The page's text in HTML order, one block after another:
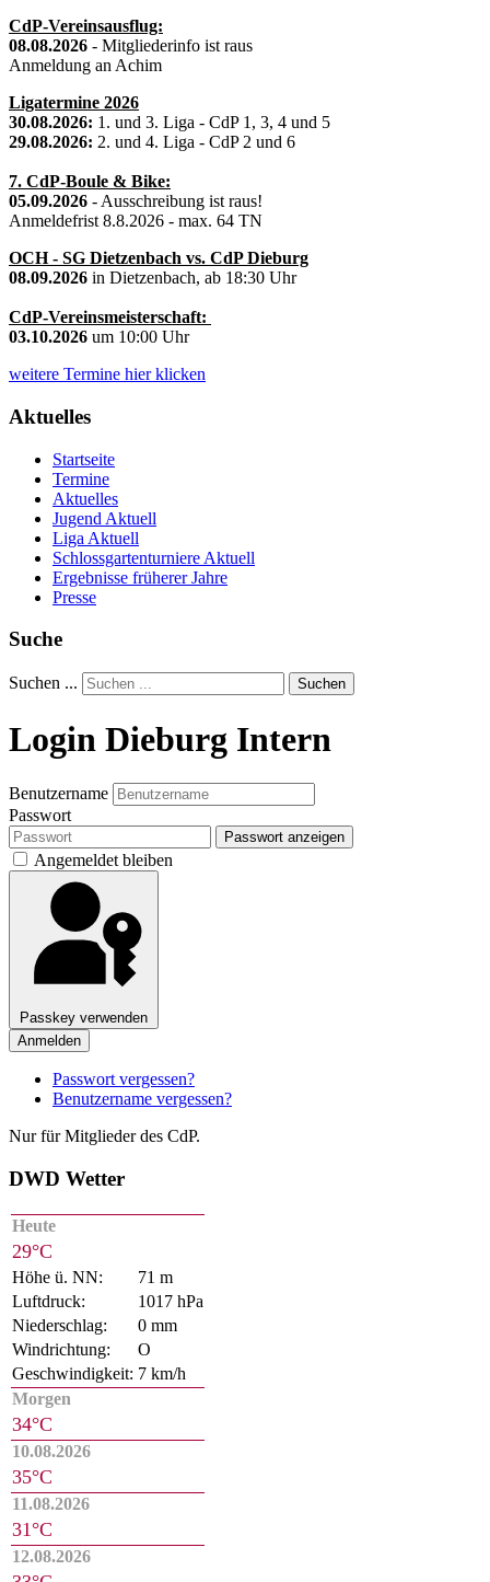
CdP-Vereinsausflug:
08.08.2026 - Mitgliederinfo ist raus
Anmeldung an Achim
Ligatermine 2026
30.08.2026: 1. und 3. Liga - CdP 1, 3, 4 und 5
29.08.2026: 2. und 4. Liga - CdP 2 und 6
7. CdP-Boule & Bike:
05.09.2026 - Ausschreibung ist raus!
Anmeldefrist 8.8.2026 - max. 64 TN
OCH - SG Dietzenbach vs. CdP Dieburg
08.09.2026 in Dietzenbach, ab 18:30 Uhr
CdP-Vereinsmeisterschaft:
03.10.2026 um 10:00 Uhr
weitere Termine hier klicken
Aktuelles
Startseite
Termine
Aktuelles
Jugend Aktuell
Liga Aktuell
Schlossgartenturniere Aktuell
Ergebnisse früherer Jahre
Presse
Suche
Suchen ... Suchen
Login Dieburg Intern
Benutzername
Passwort
Passwort anzeigen
Angemeldet bleiben
Passkey verwenden
Anmelden
Passwort vergessen?
Benutzername vergessen?
Nur für Mitglieder des CdP.
DWD Wetter
Heute
29°C
Höhe ü. NN:
71 m
Luftdruck:
1017 hPa
Niederschlag:
0 mm
Windrichtung:
O
Geschwindigkeit: 7 km/h
Morgen
34°C
10.08.2026
35°C
11.08.2026
31°C
12.08.2026